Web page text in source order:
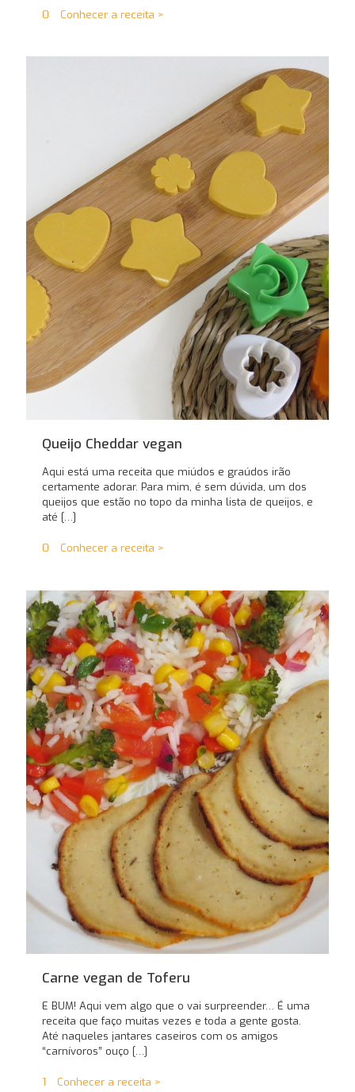
0 Conhecer a receita >
Queijo Cheddar vegan
Aqui está uma receita que miúdos e graúdos irão
certamente adorar. Para mim, é sem dúvida, um dos
queijos que estão no topo da minha lista de queijos, e
até […]
0 Conhecer a receita >
Carne vegan de Toferu
E BUM! Aqui vem algo que o vai surpreender… É uma
receita que faço muitas vezes e toda a gente gosta.
Até naqueles jantares caseiros com os amigos
“carnívoros” ouço […]
1 Conhecer a receita >